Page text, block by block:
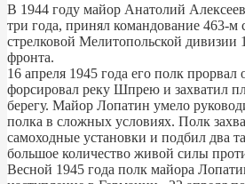
В 1944 году майор Анатолий
три года, принял командование 463-м
стрелковой Мелитопольской дивизии
фронта.
16 апреля 1945 года его полк
форсировал реку Шпрею и захватил
берегу. Майор Лопатин умело
полка в сложных условиях. Полк
самоходные установки и подбил два
большое количество живой силы
Весной 1945 года полк майора